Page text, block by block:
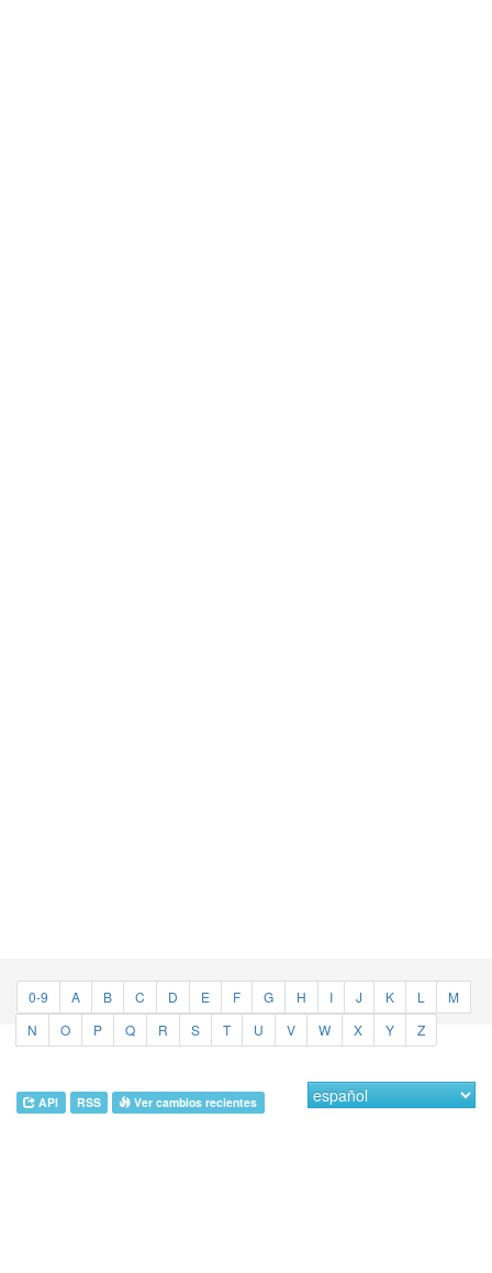
0-9 A B C D E F G H I J K L
M
N
O P Q R S T U V W X Y Z
API RSS Ver cambios recientes